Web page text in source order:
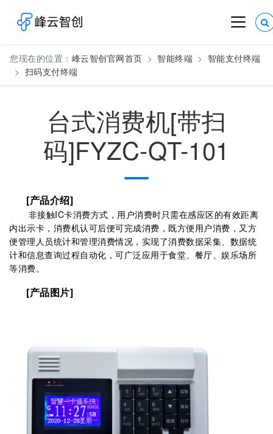
您现在的位置： 峰云智创官网首页 智能终端
智能支付终端
扫码支付终端
台式消费机[带扫
码]FYZC-QT-101
[产品介绍]
非接触IC卡消费方式，用户消费时只需在感应区的有效距离
内出示卡，消费机认可后便可完成消费，既方便用户消费，又方
便管理人员统计和管理消费情况，实现了消费数据采集、数据统
计和信息查询过程自动化，可广泛应用于食堂、餐厅、娱乐场所
等消费。
[产品图片]